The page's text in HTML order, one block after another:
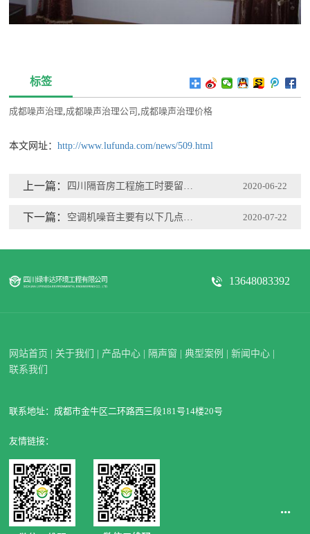
标签
成都噪声治理 成都噪声治理公司 成都噪声治理价格
本文网址：http://www.lufunda.com/news/509.html
上一篇： 2020-06-22
下一篇： 2020-07-22
13648083392
网站首页 | 关于我们 | 产品中心 | 隔声窗 |典型案例 |新闻中心 |
联系我们
联系地址：成都市金牛区二环路西三段181号14楼20号
友情链接：